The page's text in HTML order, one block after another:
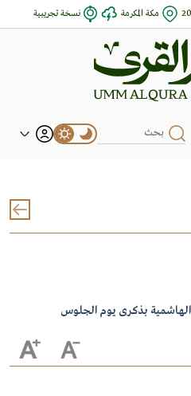
مكة المكرمة نسخة تجريبية
الهاشمية بذكرى يوم الجلوس